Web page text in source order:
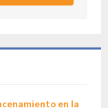
en la